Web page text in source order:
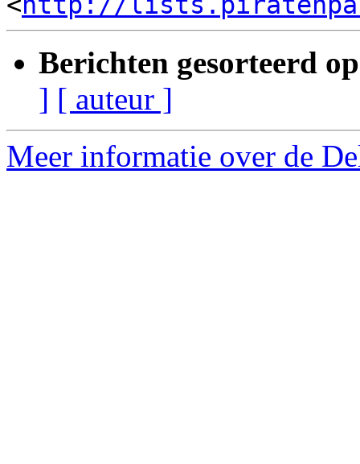
Berichten gesorteerd
] [ auteur ]
Meer informatie over de